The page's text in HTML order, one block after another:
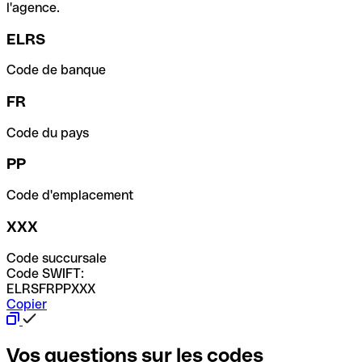
l'agence.
ELRS
Code de banque
FR
Code du pays
PP
Code d'emplacement
XXX
Code succursale
Code SWIFT:
ELRSFRPPXXX
Copier
Vos questions sur les codes